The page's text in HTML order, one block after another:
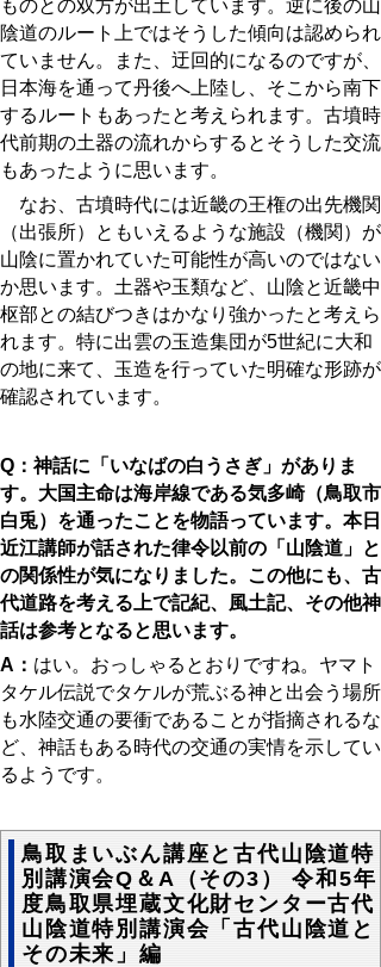
ものとの双方が出土しています。逆に後の山
陰道のルート上ではそうした傾向は認められ
ていません。また、迂回的になるのですが、
日本海を通って丹後へ上陸し、そこから南下
するルートもあったと考えられます。古墳時
代前期の土器の流れからするとそうした交流
もあったように思います。
なお、古墳時代には近畿の王権の出先機関
（出張所）ともいえるような施設（機関）が
山陰に置かれていた可能性が高いのではない
か思います。土器や玉類など、山陰と近畿中
枢部との結びつきはかなり強かったと考えら
れます。特に出雲の玉造集団が5世紀に大和
の地に来て、玉造を行っていた明確な形跡が
確認されています。
Q：神話に「いなばの白うさぎ」がありま
す。大国主命は海岸線である気多崎（鳥取市
白兎）を通ったことを物語っています。本日
近江講師が話された律令以前の「山陰道」と
の関係性が気になりました。この他にも、古
代道路を考える上で記紀、風土記、その他神
話は参考となると思います。
A： はい。おっしゃるとおりですね。ヤマト
タケル伝説でタケルが荒ぶる神と出会う場所
も水陸交通の要衝であることが指摘されるな
ど、神話もある時代の交通の実情を示してい
るようです。
鳥取まいぶん講座と古代山陰道特
別講演会Q＆A（その3） 令和5年
度鳥取県埋蔵文化財センター古代
山陰道特別講演会「古代山陰道と
その未来」編